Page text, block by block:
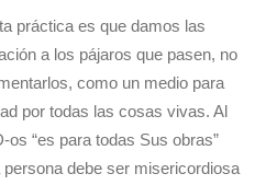
práctica es que damos las
a los pájaros que pasen, no
como un medio para
por todas las cosas vivas. Al
os “es para todas Sus obras”
persona debe ser misericordiosa